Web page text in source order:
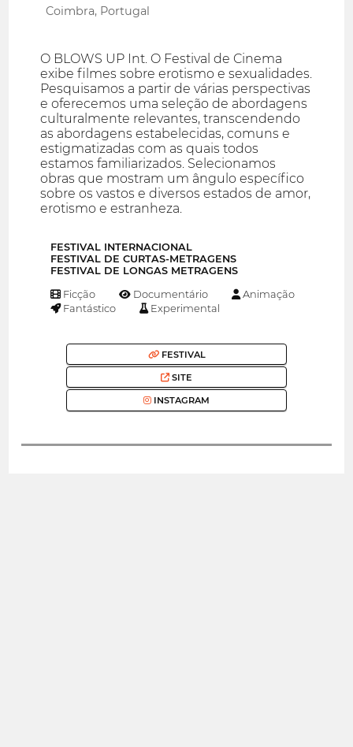
Coimbra, Portugal
O BLOWS UP Int. O Festival de Cinema
exibe filmes sobre erotismo e sexualidades.
Pesquisamos a partir de várias perspectivas
e oferecemos uma seleção de abordagens
culturalmente relevantes, transcendendo
as abordagens estabelecidas, comuns e
estigmatizadas com as quais todos
estamos familiarizados. Selecionamos
obras que mostram um ângulo específico
sobre os vastos e diversos estados de amor,
erotismo e estranheza.
FESTIVAL INTERNACIONAL
FESTIVAL DE CURTAS-METRAGENS
FESTIVAL DE LONGAS METRAGENS
Ficção Documentário
Animação
Fantástico
Experimental
FESTIVAL
SITE
INSTAGRAM